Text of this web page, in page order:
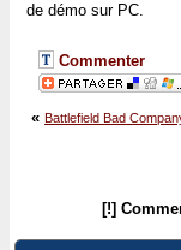
de démo sur PC.
Commenter
« Battlefield Bad
[!]